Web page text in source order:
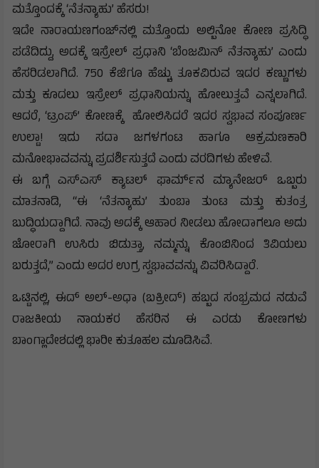
ಮತ್ತೊಂದಕ್ಕೆ ‘ನೆತನ್ಯಾಹು’ ಹೆಸರು!
ಇದೇ ನಾರಾಯಣಗಂಜ್‌ನಲ್ಲಿ ಮತ್ತೊಂದು ಅಲ್ಬಿನೋ ಕೋಣ ಪ್ರಸಿದ್ಧಿ
ಪಡೆದಿದ್ದು, ಅದಕ್ಕೆ ಇಸ್ರೇಲ್ ಪ್ರಧಾನಿ ‘ಬೆಂಜಮಿನ್ ನೆತನ್ಯಾಹು’ ಎಂದು
ಹೆಸರಿಡಲಾಗಿದೆ. 750 ಕೆಜಿಗೂ ಹೆಚ್ಚು ತೂಕವಿರುವ ಇದರ ಕಣ್ಣುಗಳು
ಮತ್ತು ಕೂದಲು ಇಸ್ರೇಲ್ ಪ್ರಧಾನಿಯನ್ನು ಹೋಲುತ್ತವೆ ಎನ್ನಲಾಗಿದೆ.
ಆದರೆ, ‘ಟ್ರಂಪ್’ ಕೋಣಕ್ಕೆ ಹೋಲಿಸಿದರೆ ಇದರ ಸ್ವಭಾವ ಸಂಪೂರ್ಣ
ಉಲ್ಟಾ! ಇದು ಸದಾ ಜಗಳಗಂಟ ಹಾಗೂ ಆಕ್ರಮಣಕಾರಿ
ಮನೋಭಾವವನ್ನು ಪ್ರದರ್ಶಿಸುತ್ತದೆ ಎಂದು ವರದಿಗಳು ಹೇಳಿವೆ.
ಈ ಬಗ್ಗೆ ಎಸ್‌ಎಸ್ ಕ್ಯಾಟಲ್ ಫಾರ್ಮ್‌ನ ಮ್ಯಾನೇಜರ್ ಒಬ್ಬರು
ಮಾತನಾಡಿ, “ಈ ‘ನೆತನ್ಯಾಹು’ ತುಂಬಾ ತುಂಟ ಮತ್ತು ಕುತಂತ್ರ
ಬುದ್ಧಿಯದ್ದಾಗಿದೆ. ನಾವು ಅದಕ್ಕೆ ಆಹಾರ ನೀಡಲು ಹೋದಾಗಲೂ ಅದು
ಜೋರಾಗಿ ಉಸಿರು ಬಿಡುತ್ತಾ, ನಮ್ಮನ್ನು ಕೊಂಬಿನಿಂದ ತಿವಿಯಲು
ಬರುತ್ತದೆ,” ಎಂದು ಅದರ ಉಗ್ರ ಸ್ವಭಾವವನ್ನು ವಿವರಿಸಿದ್ದಾರೆ.
ಒಟ್ಟಿನಲ್ಲಿ, ಈದ್ ಅಲ್-ಅಧಾ (ಬಕ್ರೀದ್‌) ಹಬ್ಬದ ಸಂಭ್ರಮದ ನಡುವೆ
ರಾಜಕೀಯ ನಾಯಕರ ಹೆಸರಿನ ಈ ಎರಡು ಕೋಣಗಳು
ಬಾಂಗ್ಲಾದೇಶದಲ್ಲಿ ಭಾರೀ ಕುತೂಹಲ ಮೂಡಿಸಿವೆ.